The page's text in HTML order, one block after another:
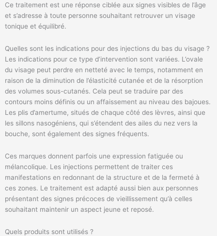
Ce traitement est une réponse ciblée aux signes visibles de l’âge
et s’adresse à toute personne souhaitant retrouver un visage
tonique et équilibré.
Quelles sont les indications pour des injections du bas du visage ?
Les indications pour ce type d’intervention sont variées. L’ovale
du visage peut perdre en netteté avec le temps, notamment en
raison de la diminution de l’élasticité cutanée et de la résorption
des volumes sous-cutanés. Cela peut se traduire par des
contours moins définis ou un affaissement au niveau des bajoues.
Les plis d’amertume, situés de chaque côté des lèvres, ainsi que
les sillons nasogéniens, qui s’étendent des ailes du nez vers la
bouche, sont également des signes fréquents.
Ces marques donnent parfois une expression fatiguée ou
mélancolique. Les injections permettent de traiter ces
manifestations en redonnant de la structure et de la fermeté à
ces zones. Le traitement est adapté aussi bien aux personnes
présentant des signes précoces de vieillissement qu’à celles
souhaitant maintenir un aspect jeune et reposé.
Quels produits sont utilisés ?